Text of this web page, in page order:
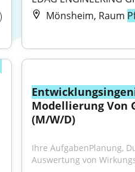
Mönsheim, Raum
Modellierung Von
(M/W/D)
Ihre AufgabenPlanung,
Auswertung von